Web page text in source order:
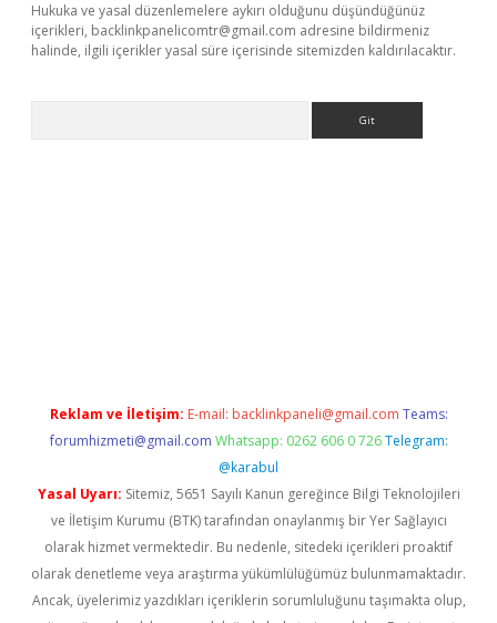
Hukuka ve yasal düzenlemelere aykırı olduğunu düşündüğünüz
içerikleri, backlinkpanelicomtr@gmail.com adresine bildirmeniz
halinde, ilgili içerikler yasal süre içerisinde sitemizden kaldırılacaktır.
Reklam ve İletişim: E-mail: backlinkpaneli@gmail.com Teams:
forumhizmeti@gmail.com Whatsapp: 0262 606 0 726 Telegram:
@karabul
Yasal Uyarı: Sitemiz, 5651 Sayılı Kanun gereğince Bilgi Teknolojileri
ve İletişim Kurumu (BTK) tarafından onaylanmış bir Yer Sağlayıcı
olarak hizmet vermektedir. Bu nedenle, sitedeki içerikleri proaktif
olarak denetleme veya araştırma yükümlülüğümüz bulunmamaktadır.
Ancak, üyelerimiz yazdıkları içeriklerin sorumluluğunu taşımakta olup,